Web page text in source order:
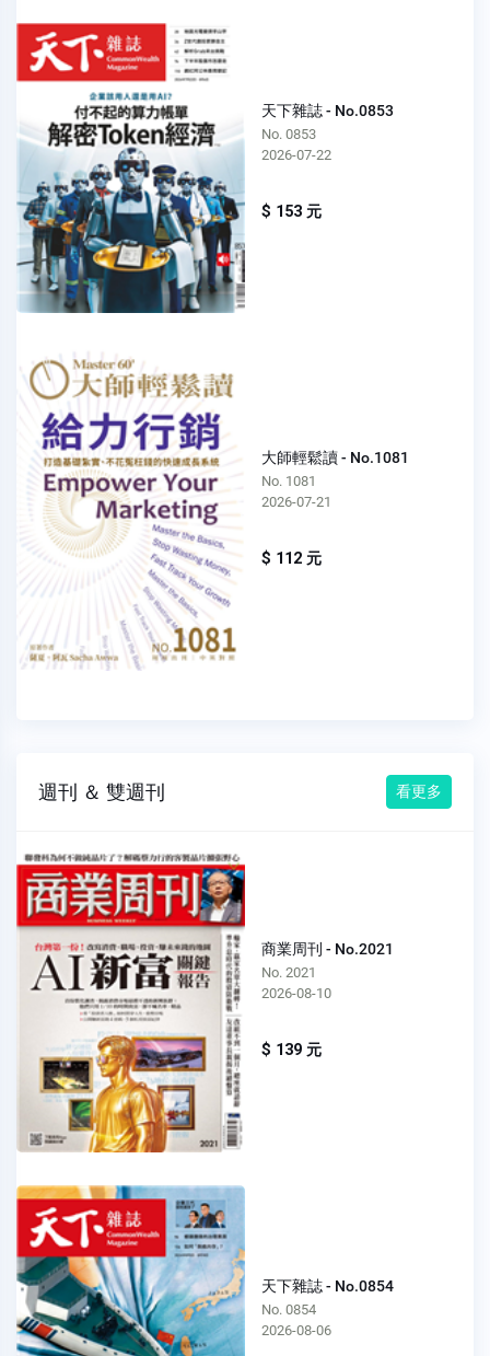
天下雜誌 - No.0853
No. 0853
2026-07-22
$ 153 元
大師輕鬆讀 - No.1081
No. 1081
2026-07-21
$ 112 元
週刊 ＆ 雙週刊 看更多
商業周刊 - No.2021
No. 2021
2026-08-10
$ 139 元
天下雜誌 - No.0854
No. 0854
2026-08-06